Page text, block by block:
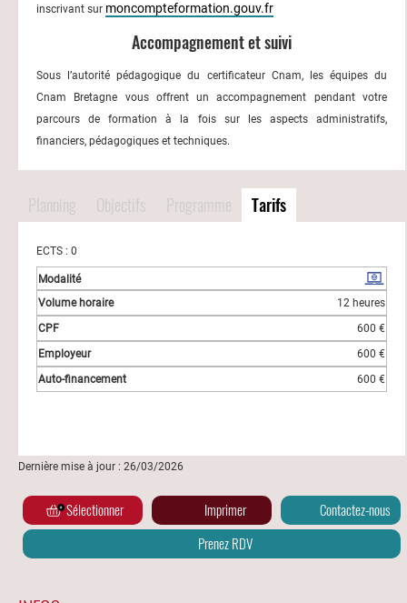
inscrivant sur moncompteformation.gouv.fr
Accompagnement et suivi
Sous l’autorité pédagogique du certificateur Cnam, les équipes du
Cnam Bretagne vous offrent un accompagnement pendant votre
parcours de formation à la fois sur les aspects administratifs,
financiers, pédagogiques et techniques.
Planning Objectifs Programme Tarifs
ECTS : 0
12 heures
600 €
600 €
600 €
Dernière mise à jour : 26/03/2026
Sélectionner Imprimer
Contactez-nous
Prenez RDV